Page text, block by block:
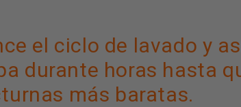
el ciclo de lavado y
durante horas hasta
más baratas.